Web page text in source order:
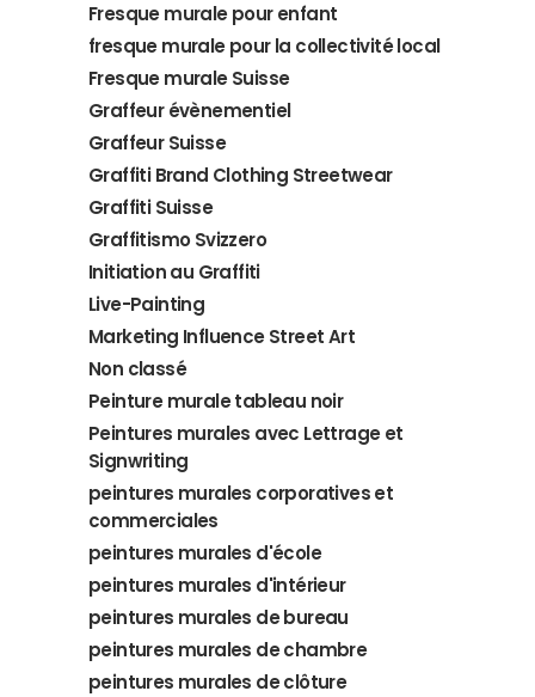
Fresque murale pour enfant
fresque murale pour la collectivité local
Fresque murale Suisse
Graffeur évènementiel
Graffeur Suisse
Graffiti Brand Clothing Streetwear
Graffiti Suisse
Graffitismo Svizzero
Initiation au Graffiti
Live-Painting
Marketing Influence Street Art
Non classé
Peinture murale tableau noir
Peintures murales avec Lettrage et
Signwriting
peintures murales corporatives et
commerciales
peintures murales d'école
peintures murales d'intérieur
peintures murales de bureau
peintures murales de chambre
peintures murales de clôture